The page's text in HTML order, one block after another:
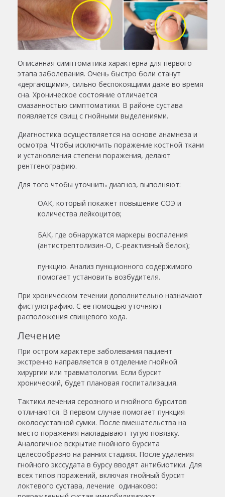
Описанная симптоматика характерна для первого
этапа заболевания. Очень быстро боли станут
«дергающими», сильно беспокоящими даже во время
сна. Хроническое состояние отличается
смазанностью симптоматики. В районе сустава
появляется свищ с гнойными выделениями.
Диагностика осуществляется на основе анамнеза и
осмотра. Чтобы исключить поражение костной ткани
и установления степени поражения, делают
рентгенографию.
Для того чтобы уточнить диагноз, выполняют:
ОАК, который покажет повышение СОЭ и
количества лейкоцитов;
БАК, где обнаружатся маркеры воспаления
(антистрептолизин-О, С-реактивный белок);
пункцию. Анализ пункционного содержимого
помогает установить возбудителя.
При хроническом течении дополнительно назначают
фистулографию. С ее помощью уточняют
расположения свищевого хода.
Лечение
При остром характере заболевания пациент
экстренно направляется в отделение гнойной
хирургии или травматологии. Если бурсит
хронический, будет плановая госпитализация.
Тактики лечения серозного и гнойного бурситов
отличаются. В первом случае помогает пункция
околосуставной сумки. После вмешательства на
место поражения накладывают тугую повязку.
Аналогичное вскрытие гнойного бурсита
целесообразно на ранних стадиях. После удаления
гнойного экссудата в бурсу вводят антибиотики. Для
всех типов поражений, включая гнойный бурсит
локтевого сустава, лечение одинаково: